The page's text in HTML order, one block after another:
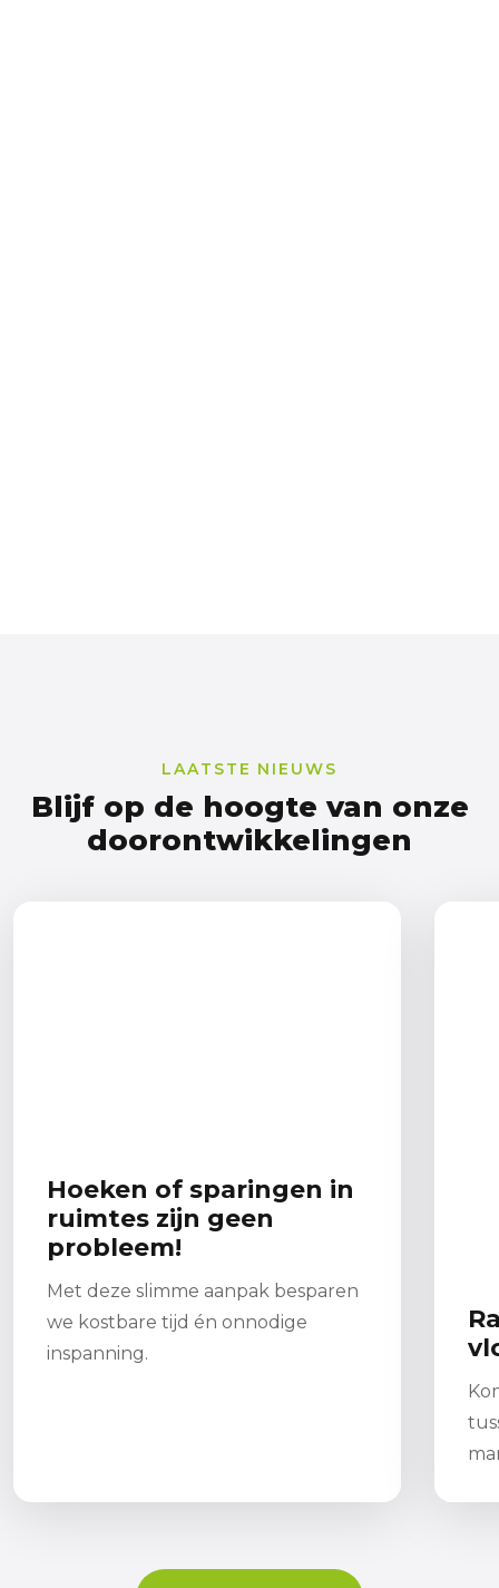
LAATSTE NIEUWS
Blijf op de hoogte van onze
doorontwikkelingen
Hoeken of sparingen in
ruimtes zijn geen
probleem!
Met deze slimme aanpak besparen
we kostbare tijd én onnodige
inspanning.